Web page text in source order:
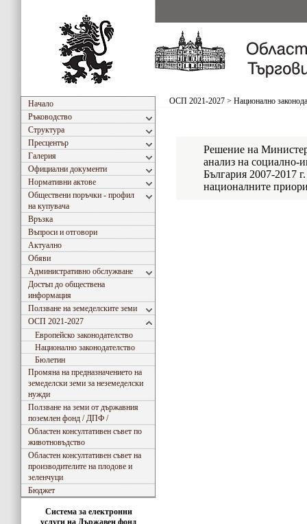
Начало
Ръководство
Структура
Пресцентър
Галерия
Официални документи
Нормативни актове
Обществени поръчки - профил
на купувача
Връзка
Въпроси и отговори
Актуално
Обяви
Административно обслужване
Достъп до обществена
информация
Ползване на земеделските земи
ОСП 2021-2027
Европейско законодателство
Национално законодателство
Бюлетин
Промяна на предназначението на
земеделски земи за неземеделски
нужди
Ползване на земи от държавния
поземлен фонд / ДПФ /
Областен консултативен съвет по
животновъдство
Областен консултативен съвет на
производителите на плодове и
зеленчуци
Бюджет
Система за електронни
услуги на Държавен фонд
ОСП 2021-2027 > Национално
Решение на
анализ на социално-
България 2007-2017
националните